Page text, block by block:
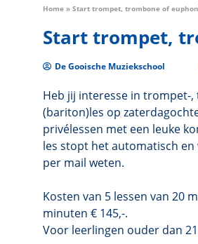
Home » Start trompet, trombone of
Start trompet,
De Gooische Muziekschool
Heb jij interesse in trompet-
(bariton)les op
privélessen met een leuke
les stopt het automatisch
per mail weten.
Kosten van 5 lessen van 20
minuten € 145,-.
Voor leerlingen ouder dan